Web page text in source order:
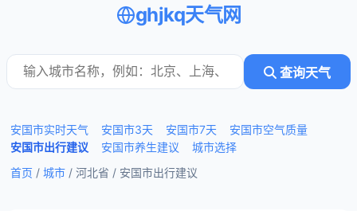
ghjkq天气网
查询天气
安国市实时天气 安国市3天 安国市7天
安国市空气质量
安国市出行建议
安国市养生建议
城市选择
首页 / 城市 / 河北省 / 安国市出行建议